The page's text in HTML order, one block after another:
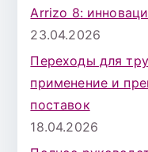
Arrizo 8:
23.04.2026
Переходы для
применение и
поставок
18.04.2026